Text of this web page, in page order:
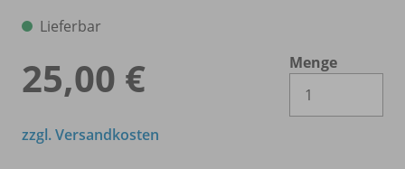
Lieferbar
25,00 €
Menge
zzgl. Versandkosten